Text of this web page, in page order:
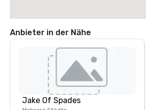
Anbieter in der Nähe
Jake Of Spades